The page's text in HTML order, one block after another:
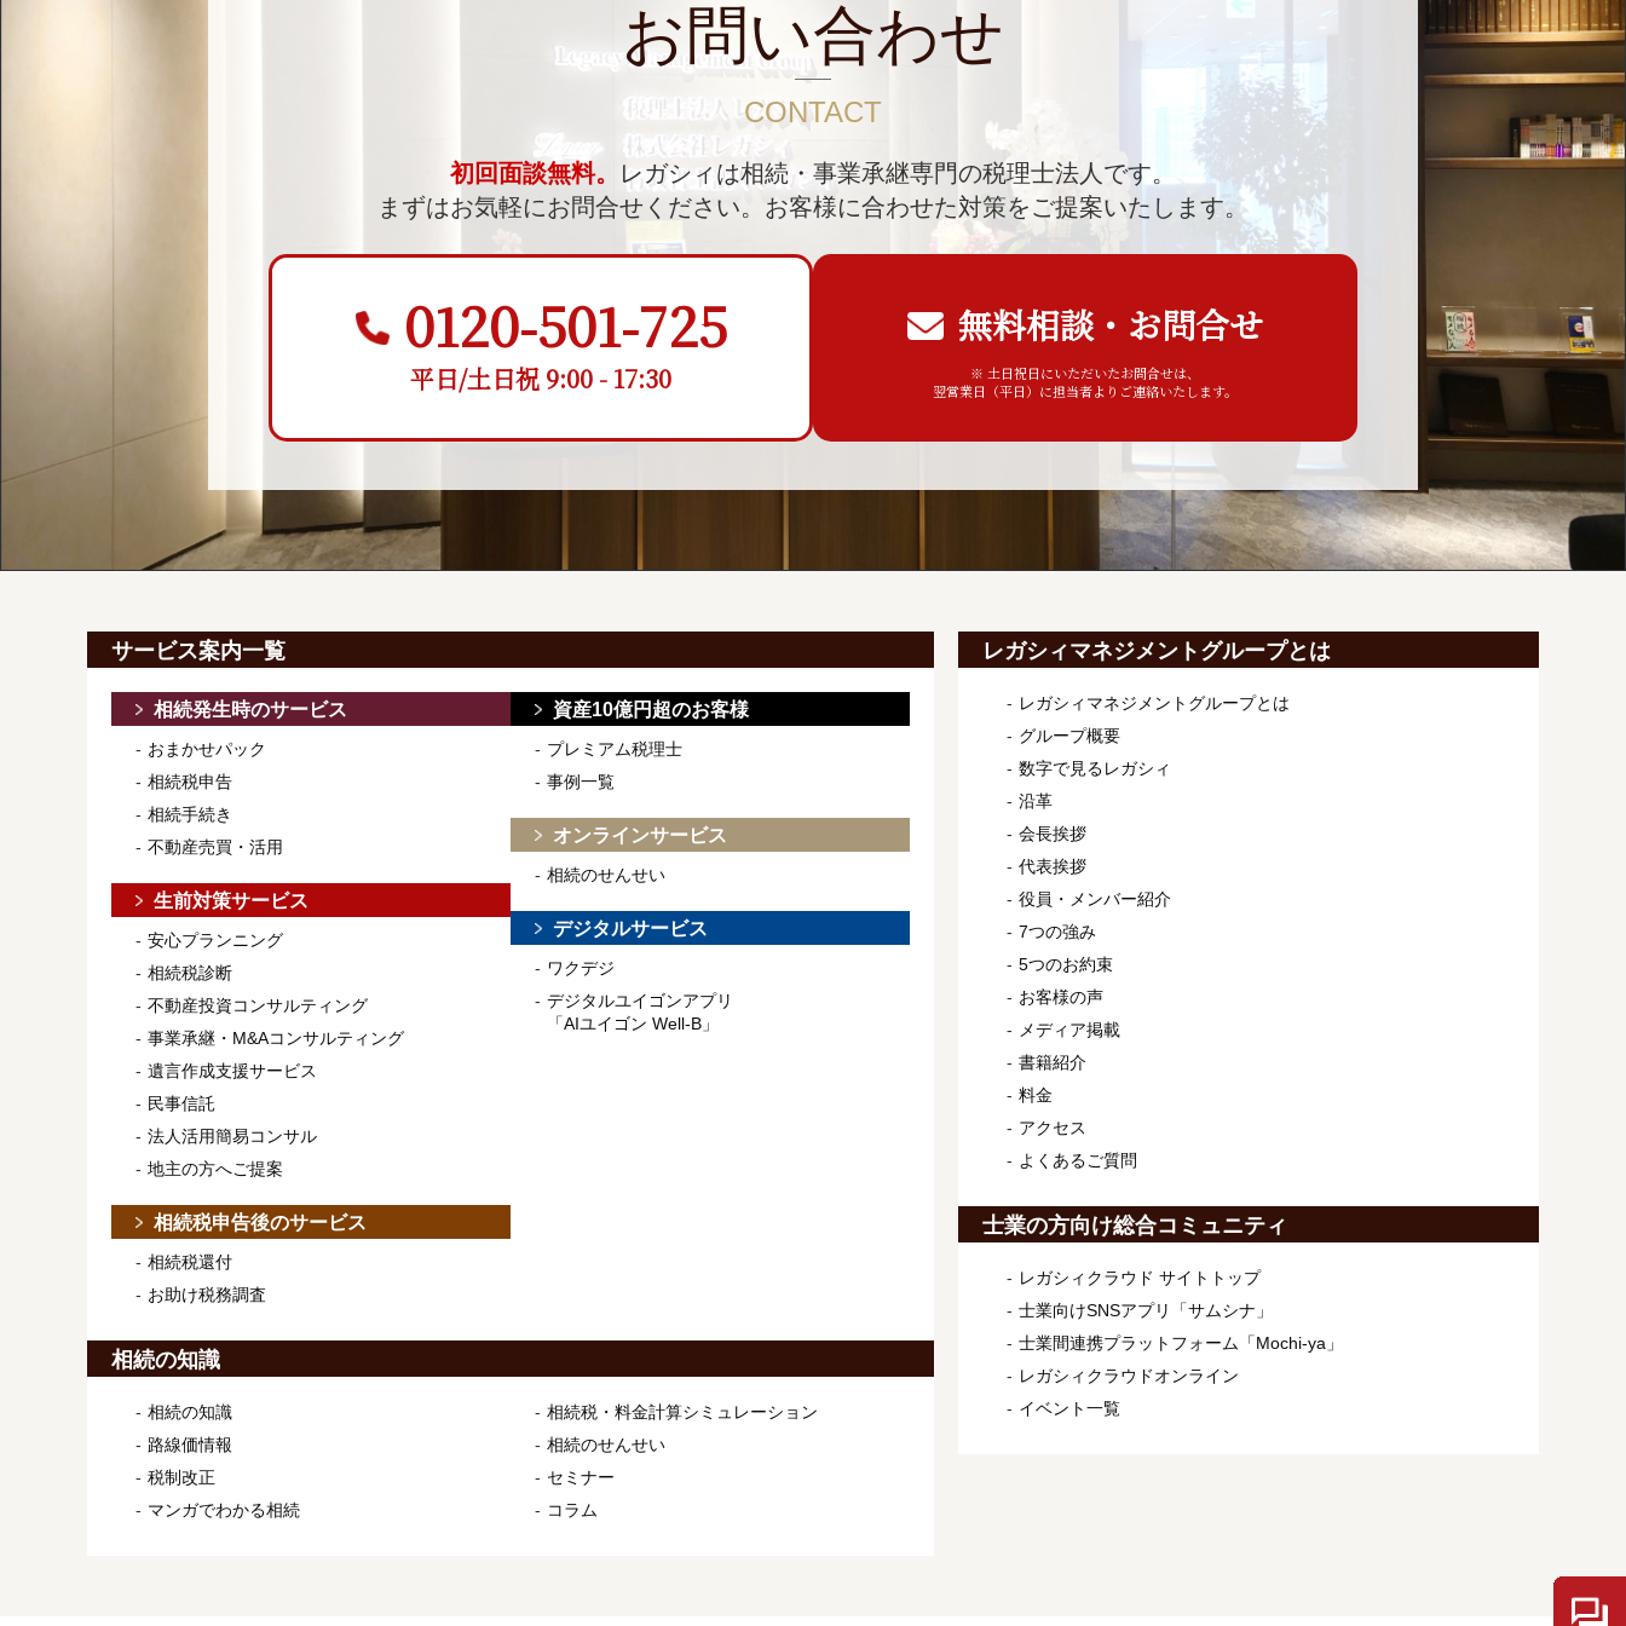
お問い合わせ
CONTACT
初回面談無料。
レガシィは相続・事業承継専門の税理士法人です。
まずはお気軽にお問合せください。 お客様に合わせた対策をご提案いたします。
0120-501-725
平日/土日祝 9:00 - 17:30
無料相談・お問合せ
※ 土日祝日にいただいたお問合せは、
翌営業日（平日）に担当者よりご連絡いたします。
サービス案内一覧
相続発生時のサービス
おまかせパック
相続税申告
相続手続き
不動産売買・活用
生前対策サービス
安心プランニング
相続税診断
不動産投資コンサルティング
事業承継・M&Aコンサルティング
遺言作成支援サービス
民事信託
法人活用簡易コンサル
地主の方へご提案
相続税申告後のサービス
相続税還付
お助け税務調査
資産10億円超のお客様
プレミアム税理士
事例一覧
オンラインサービス
相続のせんせい
デジタルサービス
ワクデジ
デジタルユイゴンアプリ
「AIユイゴン Well-B」
相続の知識
相続の知識
路線価情報
税制改正
マンガでわかる相続
相続税・料金計算シミュレーション
相続のせんせい
セミナー
コラム
レガシィマネジメントグループとは
レガシィマネジメントグループとは
グループ概要
数字で見るレガシィ
沿革
会長挨拶
代表挨拶
役員・メンバー紹介
7つの強み
5つのお約束
お客様の声
メディア掲載
書籍紹介
料金
アクセス
よくあるご質問
士業の方向け総合コミュニティ
レガシィクラウド サイトトップ
士業向けSNSアプリ「サムシナ」
士業間連携プラットフォーム「Mochi-ya」
レガシィクラウドオンライン
イベント一覧